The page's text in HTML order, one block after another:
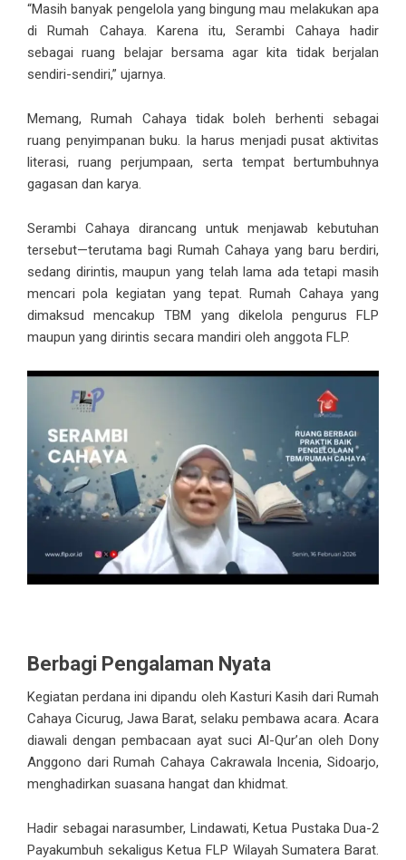
“Masih banyak pengelola yang bingung mau melakukan apa
di Rumah Cahaya. Karena itu, Serambi Cahaya hadir
sebagai ruang belajar bersama agar kita tidak berjalan
sendiri-sendiri,” ujarnya.
Memang, Rumah Cahaya tidak boleh berhenti sebagai
ruang penyimpanan buku. Ia harus menjadi pusat aktivitas
literasi, ruang perjumpaan, serta tempat bertumbuhnya
gagasan dan karya.
Serambi Cahaya dirancang untuk menjawab kebutuhan
tersebut—terutama bagi Rumah Cahaya yang baru berdiri,
sedang dirintis, maupun yang telah lama ada tetapi masih
mencari pola kegiatan yang tepat. Rumah Cahaya yang
dimaksud mencakup TBM yang dikelola pengurus FLP
maupun yang dirintis secara mandiri oleh anggota FLP.
Berbagi Pengalaman Nyata
Kegiatan perdana ini dipandu oleh Kasturi Kasih dari Rumah
Cahaya Cicurug, Jawa Barat, selaku pembawa acara. Acara
diawali dengan pembacaan ayat suci Al-Qur’an oleh Dony
Anggono dari Rumah Cahaya Cakrawala Incenia, Sidoarjo,
menghadirkan suasana hangat dan khidmat.
Hadir sebagai narasumber, Lindawati, Ketua Pustaka Dua-2
Payakumbuh sekaligus Ketua FLP Wilayah Sumatera Barat.